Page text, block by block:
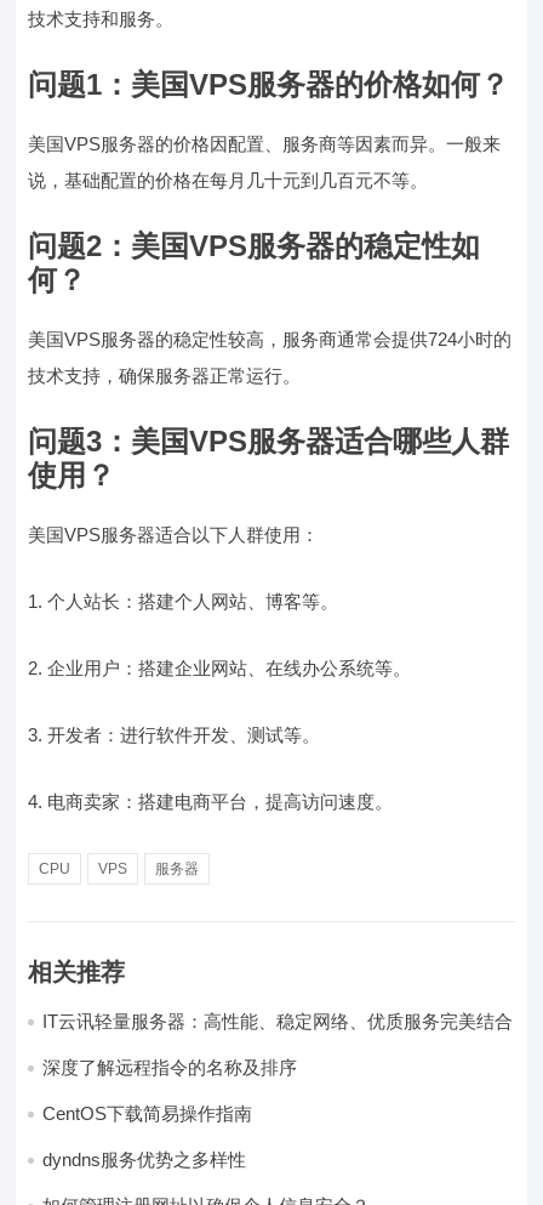
技术支持和服务。
问题1： 美国VPS服务器的价格如何？
美国VPS服务器的价格因配置、服务商等因素而异。一般来
说，基础配置的价格在每月几十元到几百元不等。
问题2： 美国VPS服务器的稳定性如
何？
美国VPS服务器的稳定性较高，服务商通常会提供724小时的
技术支持，确保服务器正常运行。
问题3： 美国VPS服务器适合哪些人群
使用？
美国VPS服务器适合以下人群使用：
1. 个人站长：搭建个人网站、博客等。
2. 企业用户：搭建企业网站、在线办公系统等。
3. 开发者：进行软件开发、测试等。
4. 电商卖家：搭建电商平台，提高访问速度。
CPU VPS 服务器
相关推荐
IT云讯轻量服务器：高性能、稳定网络、优质服务完美结合
深度了解远程指令的名称及排序
CentOS下载简易操作指南
dyndns服务优势之多样性